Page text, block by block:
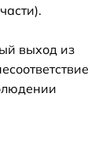
выход из